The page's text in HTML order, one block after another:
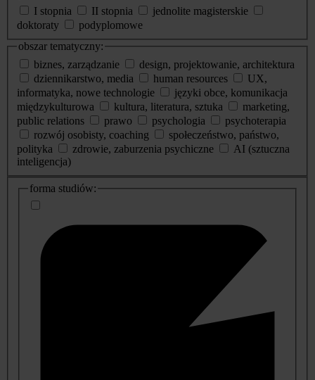
I stopnia
II stopnia
jednolite magisterskie
doktoraty
podyplomowe
obszar tematyczny:
biznes, zarządzanie
design, projektowanie, architektura
dziennikarstwo, media
human resources
UX,
informatyka, nowe technologie
języki obce, komunikacja
międzykulturowa
kultura, literatura, sztuka
marketing,
public relations
prawo psychologia
psychoterapia
rozwój osobisty, coaching
społeczeństwo, państwo,
polityka
zdrowie, zaburzenia psychiczne
AI (sztuczna
inteligencja)
dodatkowe
informacje
forma studiów: